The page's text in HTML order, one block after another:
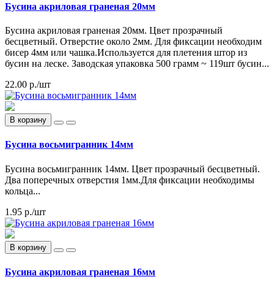
Бусина акриловая граненая 20мм
Бусина акриловая граненая 20мм. Цвет прозрачный
бесцветный. Отверстие около 2мм. Для фиксации необходим
бисер 4мм или чашка.Используется для плетения штор из
бусин на леске. Заводская упаковка 500 грамм ~ 119шт бусин...
22.00 р./шт
В корзину
Бусина восьмигранник 14мм
Бусина восьмигранник 14мм. Цвет прозрачный бесцветный.
Два поперечных отверстия 1мм.Для фиксации необходимы
кольца...
1.95 р./шт
В корзину
Бусина акриловая граненая 16мм